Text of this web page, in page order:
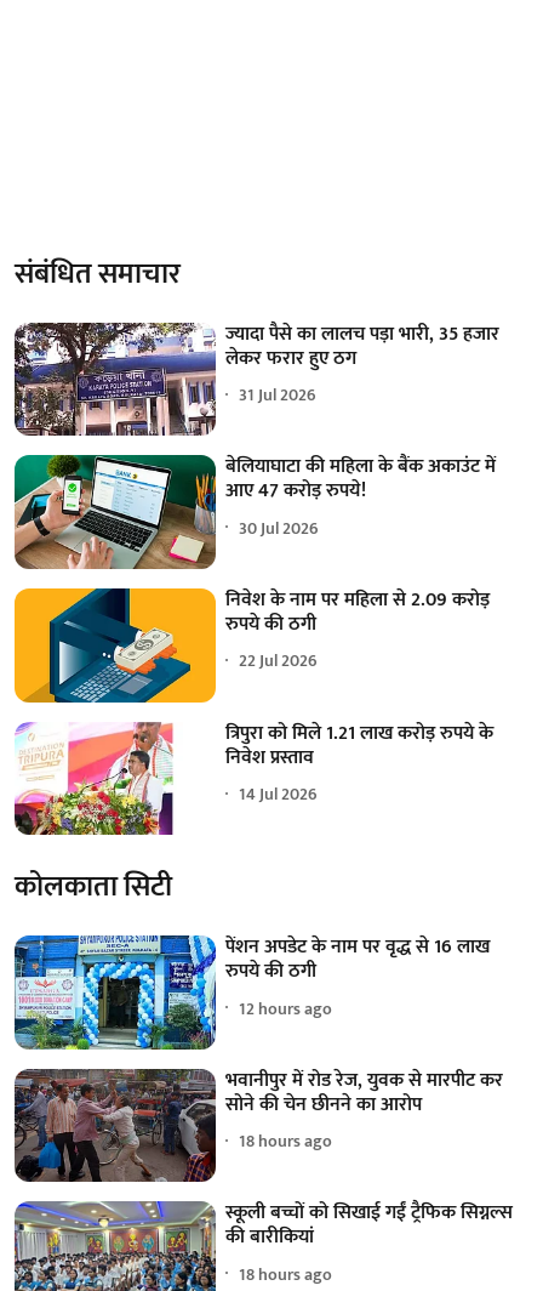
संबंधित समाचार
ज्यादा पैसे का लालच पड़ा भारी, 35 हजार
लेकर फरार हुए ठग
31 Jul 2026
बेलियाघाटा की महिला के बैंक अकाउंट में
आए 47 करोड़ रुपये!
30 Jul 2026
निवेश के नाम पर महिला से 2.09 करोड़
रुपये की ठगी
22 Jul 2026
त्रिपुरा को मिले 1.21 लाख करोड़ रुपये के
निवेश प्रस्ताव
14 Jul 2026
कोलकाता सिटी
पेंशन अपडेट के नाम पर वृद्ध से 16 लाख
रुपये की ठगी
12 hours ago
भवानीपुर में रोड रेज, युवक से मारपीट कर
सोने की चेन छीनने का आरोप
18 hours ago
स्कूली बच्चों को सिखाई गईं ट्रैफिक सिग्नल्स
की बारीकियां
18 hours ago